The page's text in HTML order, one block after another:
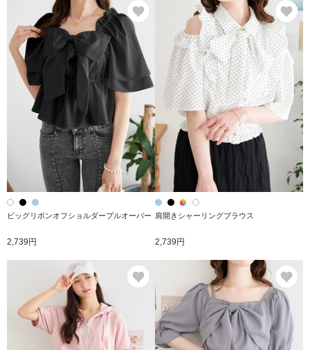
ビッグリボンオフショルダープルオーバー
2,739円
お
肩開きシャーリングブラウス
2,739円